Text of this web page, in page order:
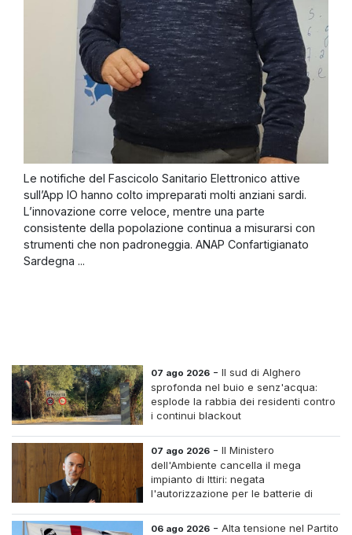
Le notifiche del Fascicolo Sanitario Elettronico attive
sull’App IO hanno colto impreparati molti anziani sardi.
L’innovazione corre veloce, mentre una parte
consistente della popolazione continua a misurarsi con
strumenti che non padroneggia. ANAP Confartigianato
Sardegna ...
07 ago 2026 -Il sud di Alghero
sprofonda nel buio e senz'acqua:
esplode la rabbia dei residenti contro
i continui blackout
07 ago 2026 -Il Ministero
dell'Ambiente cancella il mega
impianto di Ittiri: negata
l'autorizzazione per le batterie di
06 ago 2026 -Alta tensione nel Partito